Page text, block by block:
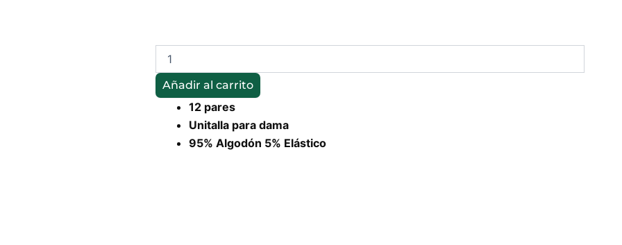
DEPORTIVO
DAMA
cantidad
Añadir al carrito
12 pares
Unitalla para dama
95% Algodón 5% Elástico